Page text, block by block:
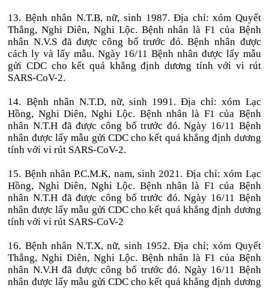
13. Bệnh nhân N.T.B, nữ, sinh 1987. Địa chỉ: xóm Quyết
Thắng, Nghi Diên, Nghi Lộc. Bệnh nhân là F1 của Bệnh
nhân N.V.S đã được công bố trước đó. Bệnh nhân được
cách ly và lấy mẫu. Ngày 16/11 Bệnh nhân được lấy mẫu
gửi CDC cho kết quả khẳng định dương tính với vi rút
SARS-CoV-2.
14. Bệnh nhân N.T.D, nữ, sinh 1991. Địa chỉ: xóm Lạc
Hồng, Nghi Diên, Nghi Lộc. Bệnh nhân là F1 của Bệnh
nhân N.T.H đã được công bố trước đó. Ngày 16/11 Bệnh
nhân được lấy mẫu gửi CDC cho kết quả khẳng định dương
tính với vi rút SARS-CoV-2.
15. Bệnh nhân P.C.M.K, nam, sinh 2021. Địa chỉ: xóm Lạc
Hồng, Nghi Diên, Nghi Lộc. Bệnh nhân là F1 của Bệnh
nhân N.T.H đã được công bố trước đó. Ngày 16/11 Bệnh
nhân được lấy mẫu gửi CDC cho kết quả khẳng định dương
tính với vi rút SARS-CoV-2
16. Bệnh nhân N.T.X, nữ, sinh 1952. Địa chỉ; xóm Quyết
Thắng, Nghi Diên, Nghi Lộc. Bệnh nhân là F1 của Bệnh
nhân N.V.H đã được công bố trước đó. Ngày 16/11 Bệnh
nhân được lấy mẫu gửi CDC cho kết quả khẳng định dương